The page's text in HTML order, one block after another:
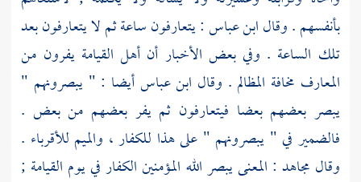
بأنفسهم . وقالابن عباس: يتعارفون ساعة ثم لا يتعارفون بعد
تلك الساعة . وفي بعض الأخبار أن أهل القيامة يفرون من
المعارف مخافة المظالم . وقال ابن عباسأيضا : " يبصرونهم "
يبصر بعضهم بعضا فيتعارفون ثم يفر بعضهم من بعض .
فالضمير في " يبصرونهم " على هذا للكفار ، والميم للأقرباء .
وقال مجاهد : المعنى يبصر الله المؤمنين الكفار في يوم القيامة ;